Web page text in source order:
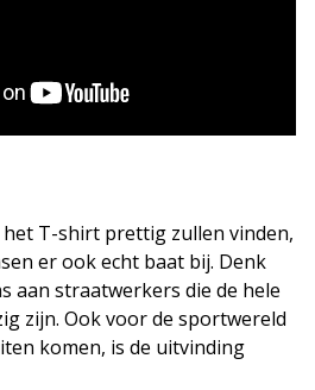
het T-shirt prettig zullen vinden,
er ook echt baat bij. Denk
aan straatwerkers die de hele
zijn. Ook voor de sportwereld
komen, is de uitvinding